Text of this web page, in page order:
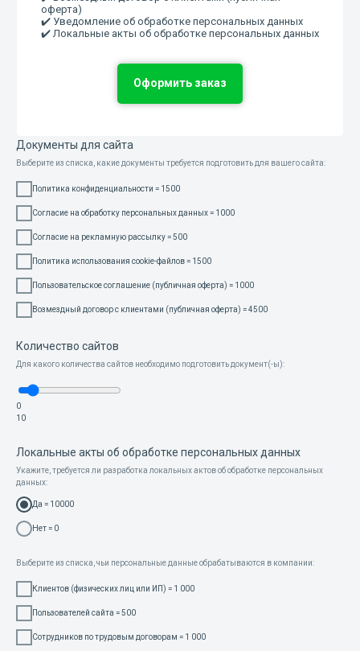
оферта)
✔️ Уведомление об обработке персональных данных
✔️ Локальные акты об обработке персональных данных
Оформить заказ
Документы для сайта
Выберите из списка, какие документы требуется подготовить для вашего сайта:
Политика конфиденциальности = 1500
Согласие на обработку персональных данных = 1000
Согласие на рекламную рассылку = 500
Политика использования cookie-файлов = 1500
Пользовательское соглашение (публичная оферта) = 1000
Возмездный договор с клиентами (публичная оферта) = 4500
Количество сайтов
Для какого количества сайтов необходимо подготовить документ(-ы):
0
10
Локальные акты об обработке персональных данных
Укажите, требуется ли разработка локальных актов об обработке персональных
данных:
Да = 10000
Нет = 0
Выберите из списка, чьи персональные данные обрабатываются в компании:
Клиентов (физических лиц или ИП) = 1 000
Пользователей сайта = 500
Сотрудников по трудовым договорам = 1 000